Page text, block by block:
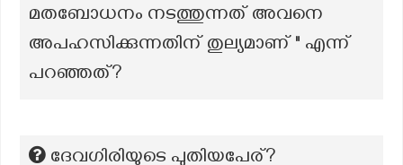
മതബോധനം നടത്തുന്നത് അവനെ
അപഹസിക്കുന്നതിന് തുല്യമാണ് " എന്ന്
പറഞ്ഞത്?
ദേവഗിരിയുടെ പുതിയപേര്?